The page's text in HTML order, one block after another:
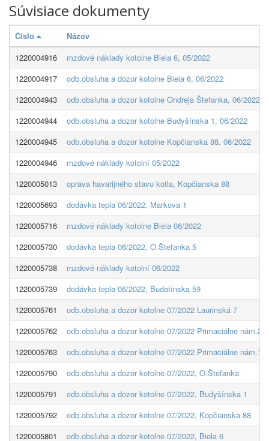
Súvisiace dokumenty
Číslo
Názov
1220004916
mzdové náklady kotolne Biela 6, 05/2022
1220004917
odb.obsluha a dozor kotolne Biela 6, 06/2022
1220004943
odb.obsluha a dozor kotolne Ondreja Štefanka, 06/2022
1220004944
odb.obsluha a dozor kotolne Budyšínska 1, 06/2022
1220004945
odb.obsluha a dozor kotolne Kopčianska 88, 06/2022
1220004946
mzdové náklady kotolní 05/2022
1220005013
oprava havarijného stavu kotla, Kopčianska 88
1220005693
dodávka tepla 06/2022, Markova 1
1220005716
mzdové náklady kotolne Biela 06/2022
1220005730
dodávka tepla 06/2022, O.Štefanka 5
1220005738
mzdové náklady kotolní 06/2022
1220005739
dodávka tepla 06/2022, Budatínska 59
1220005761
odb.obsluha a dozor kotolne 07/2022 Laurinská 7
1220005762
odb.obsluha a dozor kotolne 07/2022 Primaciálne nám.2
1220005763
odb.obsluha a dozor kotolne 07/2022 Primaciálne nám.1
1220005790
odb.obsluha a dozor kotolne 07/2022, O.Štefanka
1220005791
odb.obsluha a dozor kotolne 07/2022, Budyšínska 1
1220005792
odb.obsluha a dozor kotolne 07/2022, Kopčianska 88
1220005801
odb.obsluha a dozor kotolne 07/2022, Biela 6